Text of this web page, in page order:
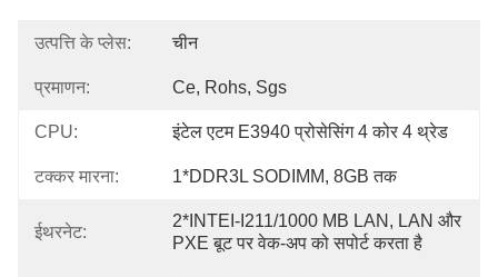
उत्पत्ति के प्लेस: चीन
प्रमाणन: Ce, Rohs, Sgs
CPU: इंटेल एटम E3940 प्रोसेसिंग 4 कोर 4 थ्रेड
टक्कर मारना: 1*DDR3L SODIMM, 8GB तक
ईथरनेट:
2*INTEI-I211/1000 MB LAN, LAN और
PXE बूट पर वेक-अप को सपोर्ट करता है